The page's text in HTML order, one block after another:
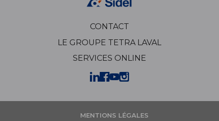
CONTACT
LE GROUPE TETRA LAVAL
SERVICES ONLINE
MENTIONS LÉGALES